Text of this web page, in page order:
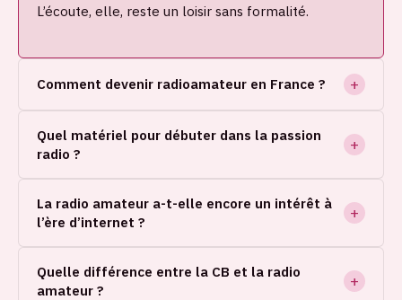
L’écoute, elle, reste un loisir sans formalité.
Comment devenir radioamateur en France ?
Quel matériel pour débuter dans la passion
radio ?
La radio amateur a-t-elle encore un intérêt à
l’ère d’internet ?
Quelle différence entre la CB et la radio
amateur ?